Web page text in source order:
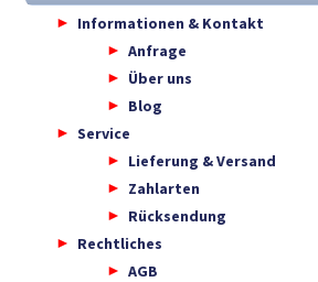
Informationen & Kontakt
Anfrage
Über uns
Blog
Service
Lieferung & Versand
Zahlarten
Rücksendung
Rechtliches
AGB